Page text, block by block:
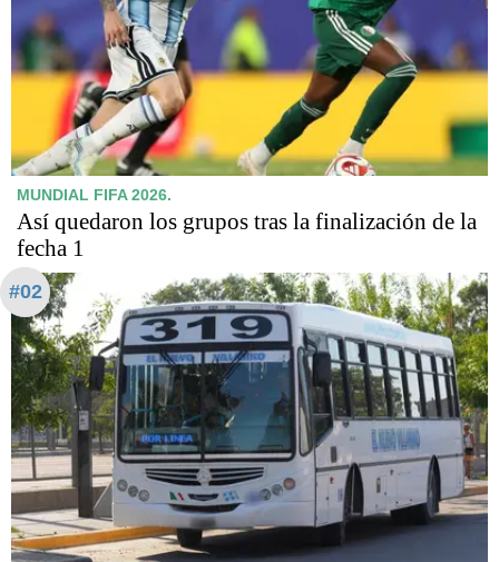
MUNDIAL FIFA 2026.
Así quedaron los grupos tras la finalización de la
fecha 1
#02